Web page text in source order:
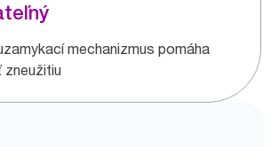
mechanizmus pomáha
zneužitiu